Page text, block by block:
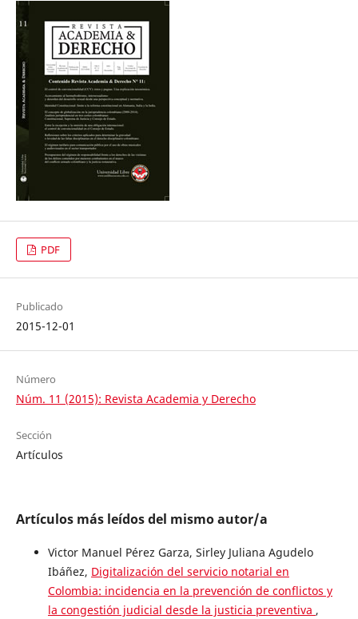
PDF
Publicado
2015-12-01
Número
Núm. 11 (2015): Revista Academia y Derecho
Sección
Artículos
Artículos más leídos del mismo autor/a
Victor Manuel Pérez Garza, Sirley Juliana Agudelo
Ibáñez, Digitalización del servicio notarial en
Colombia: incidencia en la prevención de conflictos y
la congestión judicial desde la justicia preventiva ,